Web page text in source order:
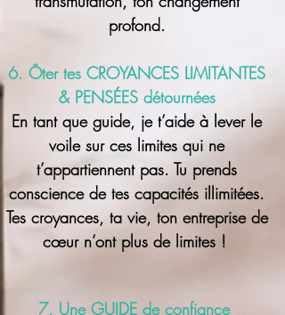
profond.
6. Ôter tes CROYANCES LIMITANTES
& PENSÉES détournées
En tant que guide, je t’aide à lever le
voile sur ces limites qui ne
t’appartiennent pas. Tu prends
conscience de tes capacités illimitées.
Tes croyances, ta vie, ton entreprise de
cœur n’ont plus de limites !
7. Une GUIDE de confiance